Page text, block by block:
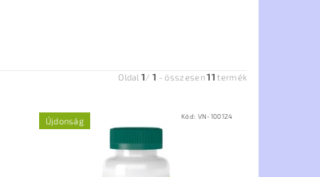
Oldal1/1 -összesen11 termék
Újdonság Kód: VN-100124